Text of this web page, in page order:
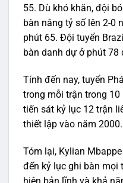
55. Dù khó khăn, đội
bàn nâng tỷ số lên 2-0
phút 65. Đội tuyển
bàn danh dự ở phút 78
Tính đến nay, tuyển
trong mỗi trận trong
tiến sát kỷ lục 12 trận
thiết lập vào năm 2000.
Tóm lại, Kylian
đến kỷ lục ghi bàn mọi